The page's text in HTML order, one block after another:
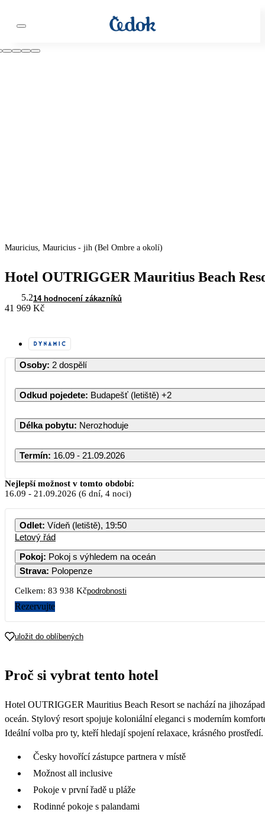
Mauricius, Mauricius - jih (Bel Ombre a okolí)
Hotel OUTRIGGER Mauritius Beach
5.214 hodnocení zákazníků
41 969 Kč
Osoby: 2 dospělí
Odkud pojedete: Budapešť (letiště) +2
Délka pobytu: Nerozhoduje
Termín: 16.09 - 21.09.2026
PO ÚT
Nejlepší možnost v tomto období:
16.09 - 21.09.2026 (6 dní, 4 noci)
Odlet: Vídeň (letiště), 19:50
Letový řád
Pokoj:
Pokoj s výhledem na oceán
Strava: Polopenze
Celkem: 83 938 Kčpodrobnosti
Rezervujte
uložit do oblíbených
Proč si vybrat tento hotel
Hotel OUTRIGGER Mauritius Beach Resort se nachází na
oceán. Stylový resort spojuje koloniální eleganci s moderním
Ideální volba pro ty, kteří hledají spojení relaxace, krásného prostředí.
Česky hovořící zástupce partnera v místě
Možnost all inclusive
Pokoje v první řadě u pláže
Rodinné pokoje s palandami